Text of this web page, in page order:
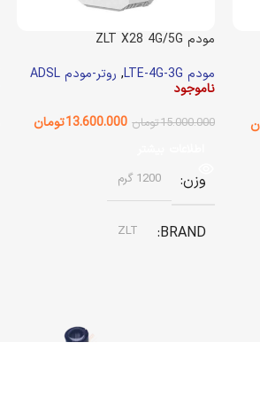
مودم ZLT X28 4G/5G
مودم LTE-4G-3G
, روتر-مودم ADSL
ناموجود
15.000.000تومان 13.600.000تومان
وزن 1200 گرم
BRAND
ZLT